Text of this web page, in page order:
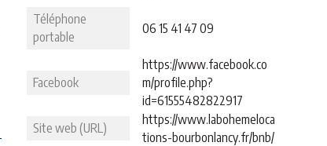
Téléphone
portable
06 15 41 47 09
Facebook
https://www.facebook.co
m/profile.php?
id=61555482822917
Site web (URL)
https://www.labohemeloca
tions-bourbonlancy.fr/bnb/